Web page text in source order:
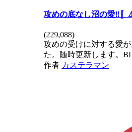
攻めの底なし沼の愛‼️〚
(229,088)
攻めの受けに対する愛
た。随時更新します。
作者 カステラマン